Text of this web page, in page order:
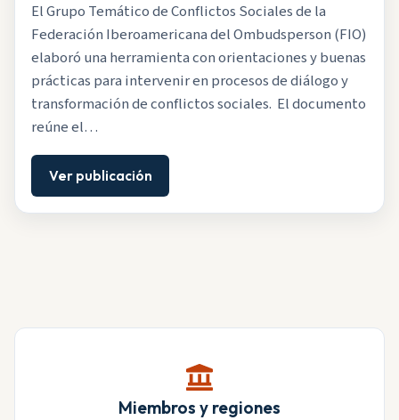
El Grupo Temático de Conflictos Sociales de la
Federación Iberoamericana del Ombudsperson (FIO)
elaboró una herramienta con orientaciones y buenas
prácticas para intervenir en procesos de diálogo y
transformación de conflictos sociales. El documento
reúne el…
Ver publicación
Miembros y regiones